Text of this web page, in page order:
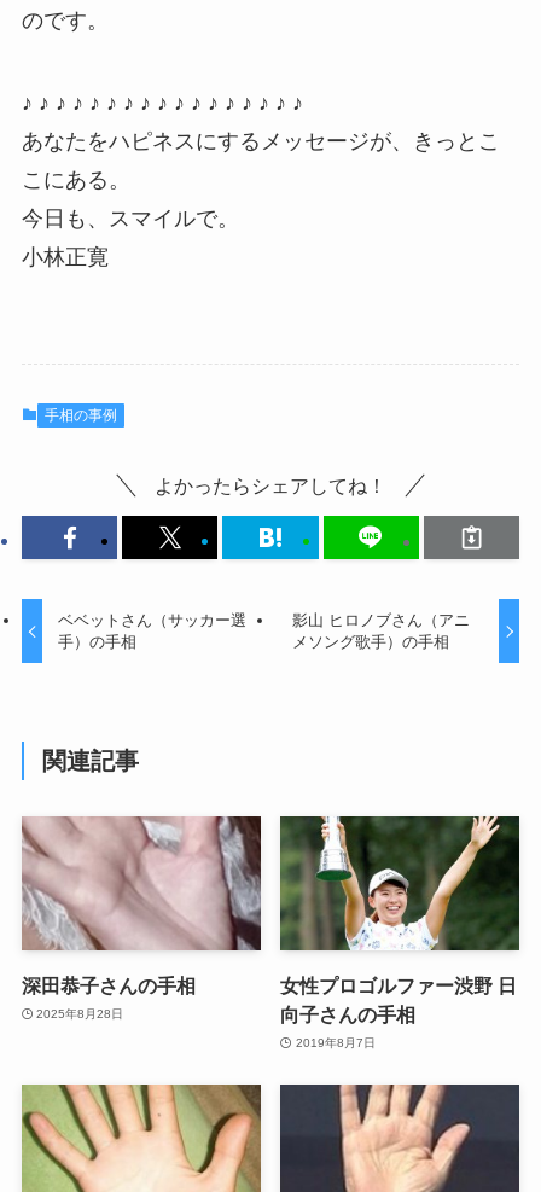
のです。
♪ ♪ ♪ ♪ ♪ ♪ ♪ ♪ ♪ ♪ ♪ ♪ ♪ ♪ ♪ ♪ ♪
あなたをハピネスにするメッセージが、きっとこ
こにある。
今日も、スマイルで。
小林正寛
手相の事例
よかったらシェアしてね！
ベベットさん（サッカー選
手）の手相
影山 ヒロノブさん（アニ
メソング歌手）の手相
関連記事
深田恭子さんの手相
2025年8月28日
女性プロゴルファー渋野 日
向子さんの手相
2019年8月7日